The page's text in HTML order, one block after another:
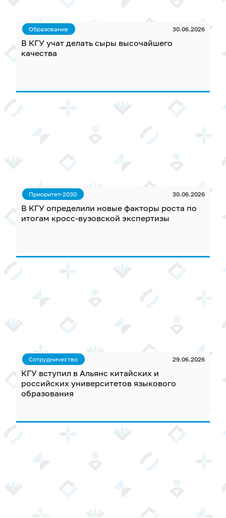
Образование 30.06.2026
В КГУ учат делать сыры высочайшего
качества
Приоритет-2030 30.06.2026
В КГУ определили новые факторы роста по
итогам кросс-вузовской экспертизы
Сотрудничество 29.06.2026
КГУ вступил в Альянс китайских и
российских университетов языкового
образования